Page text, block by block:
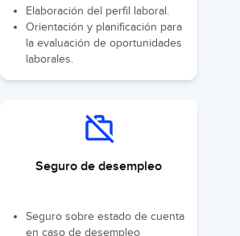
Elaboración del perfil laboral.
Orientación y planificación para
la evaluación de oportunidades
laborales.
Seguro de desempleo
Seguro sobre estado de cuenta
en caso de desempleo